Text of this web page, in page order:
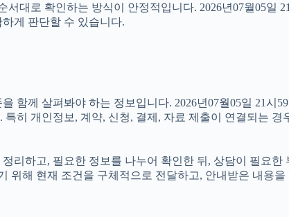
대로 확인하는 방식이 안정적입니다. 2026년07월05일
게 판단할 수 있습니다.
함께 살펴봐야 하는 정보입니다. 2026년07월05일 21시
히 개인정보, 계약, 신청, 결제, 자료 제출이 연결되는
리하고, 필요한 정보를 나누어 확인한 뒤, 상담이 필요
위해 현재 조건을 구체적으로 전달하고, 안내받은 내용